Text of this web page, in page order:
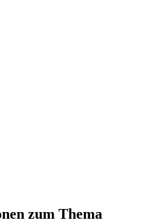
zum Thema